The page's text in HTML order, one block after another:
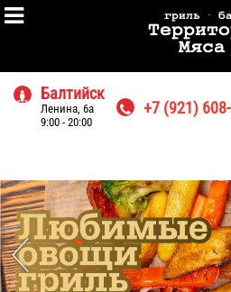
гриль ·
Мяса
 Балтийск
Ленина, 6а
9:00 - 20:00
 +7 (921)
